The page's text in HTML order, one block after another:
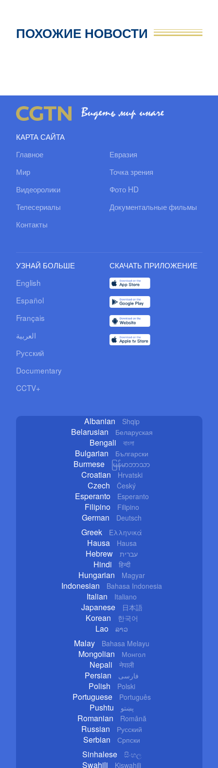
ПОХОЖИЕ НОВОСТИ
КАРТА САЙТА
Главное
Евразия
Мир
Точка зрения
Видеоролики
Фото HD
Телесериалы
Документальные фильмы
Контакты
УЗНАЙ БОЛЬШЕ
English
Español
Français
العربية
Русский
Documentary
CCTV+
СКАЧАТЬ ПРИЛОЖЕНИЕ
Albanian Shqip
Belarusian Беларуская
Bengali বাংলা
Bulgarian Български
Burmese မြန်မာဘာသာ
Croatian Hrvatski
Czech Český
Esperanto Esperanto
Filipino Filipino
German Deutsch
Greek Ελληνικά
Hausa Hausa
Hebrew עברית
Hindi हिन्दी
Hungarian Magyar
Indonesian Bahasa Indonesia
Italian Italiano
Japanese 日本語
Korean 한국어
Lao ລາວ
Malay Bahasa Melayu
Mongolian Монгол
Nepali नेपाली
Persian فارسی
Polish Polski
Portuguese Português
Pushtu پښتو
Romanian Română
Russian Русский
Serbian Српски
Sinhalese සිංහල
Swahili Kiswahili